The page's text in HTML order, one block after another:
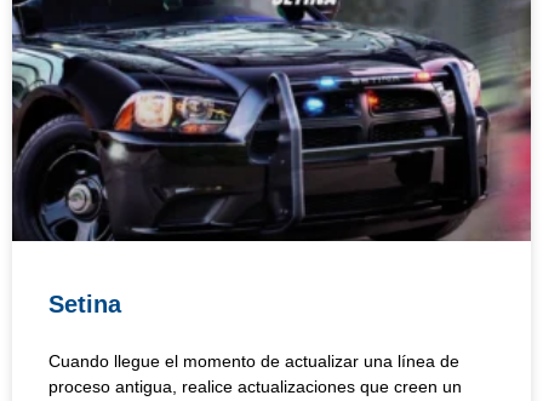
Setina
Cuando llegue el momento de actualizar una línea de
proceso antigua, realice actualizaciones que creen un